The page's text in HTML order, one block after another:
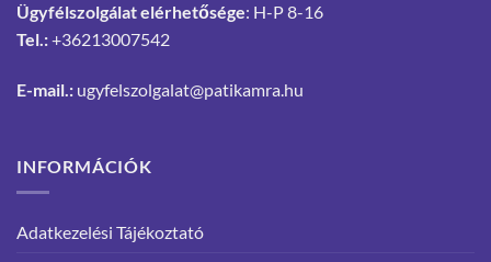
Ügyfélszolgálat elérhetősége: H-P 8-16
Tel.:+36213007542
E-mail.: ugyfelszolgalat@patikamra.hu
INFORMÁCIÓK
Adatkezelési Tájékoztató